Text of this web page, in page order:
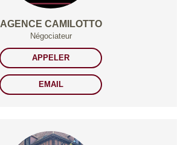
AGENCE CAMILOTTO
Négociateur
APPELER
EMAIL